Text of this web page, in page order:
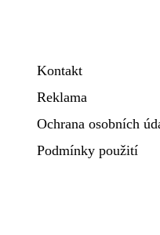
Kontakt
Reklama
Ochrana osobních
Podmínky použití